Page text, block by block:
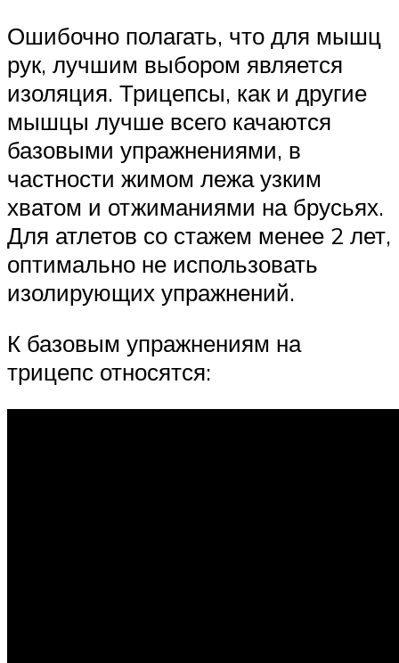
Ошибочно полагать, что для мышц
рук, лучшим выбором является
изоляция. Трицепсы, как и другие
мышцы лучше всего качаются
базовыми упражнениями, в
частности жимом лежа узким
хватом и отжиманиями на брусьях.
Для атлетов со стажем менее 2 лет,
оптимально не использовать
изолирующих упражнений.
К базовым упражнениям на
трицепс относятся: